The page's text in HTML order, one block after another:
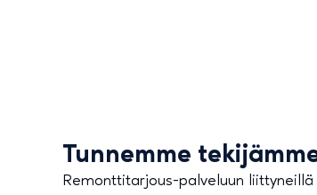
Tunnemme
Remonttitarjous-palveluun